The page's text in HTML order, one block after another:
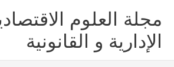
المحتوى
مجلة العلوم
الإدارية و القانونية